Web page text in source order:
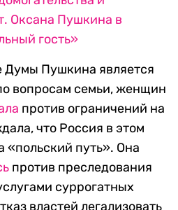
Оксана Пушкина в
гость»
Думы Пушкина является
вопросам семьи, женщин
против ограничений на
что Россия в этом
«польский путь». Она
против преследования
суррогатных
властей легализовать